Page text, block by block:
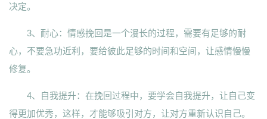
决定。
3、耐心：情感挽回是一个漫长的过程，需要有足够的耐
心，不要急功近利，要给彼此足够的时间和空间，让感情慢慢
修复。
4、自我提升：在挽回过程中，要学会自我提升，让自己变
得更加优秀，这样，才能够吸引对方，让对方重新认识自己。